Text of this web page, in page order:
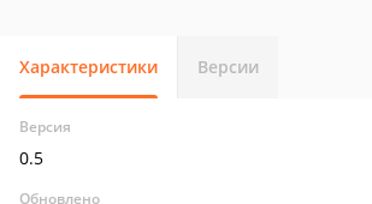
Характеристики Версии
Версия
0.5
Обновлено